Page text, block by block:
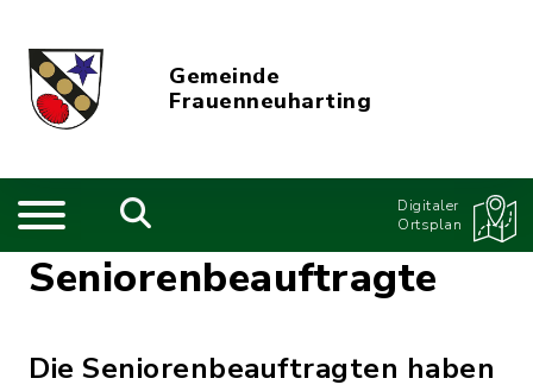
Gemeinde
Frauenneuharting
Digitaler
Ortsplan
Seniorenbeauftragte
Die Seniorenbeauftragten haben